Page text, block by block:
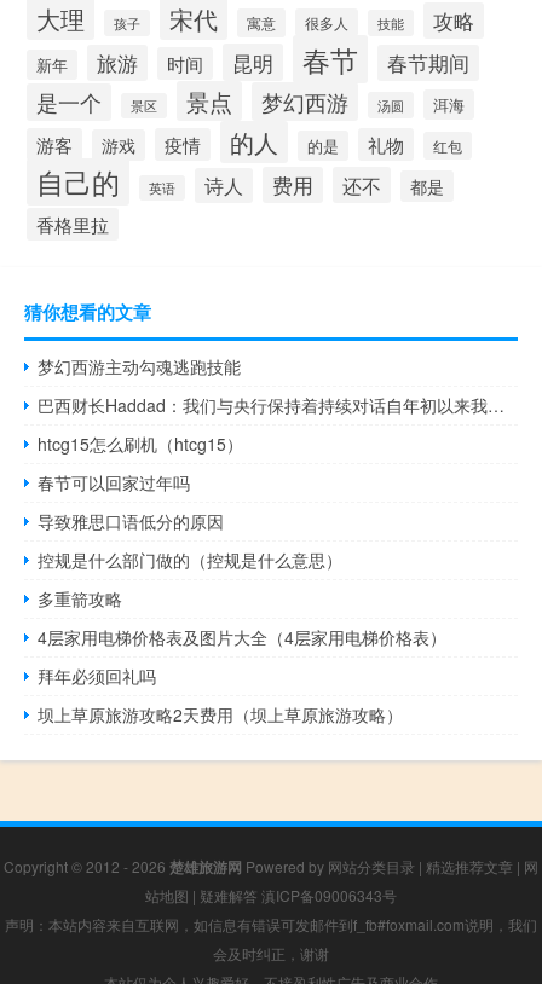
大理 孩子 宋代 寓意 很多人 技能 攻略
新年 旅游 时间 昆明 春节 春节期间
是一个 景区 景点 梦幻西游 汤圆 洱海
游客 游戏 疫情 的人 的是 礼物 红包
自己的 英语 诗人 费用 还不 都是
香格里拉
猜你想看的文章
梦幻西游主动勾魂逃跑技能
巴西财长Haddad：我们与央行保持着持续对话自年初以来我们一直保持着稳固的关系
htcg15怎么刷机（htcg15）
春节可以回家过年吗
导致雅思口语低分的原因
控规是什么部门做的（控规是什么意思）
多重箭攻略
4层家用电梯价格表及图片大全（4层家用电梯价格表）
拜年必须回礼吗
坝上草原旅游攻略2天费用（坝上草原旅游攻略）
Copyright © 2012 - 2026 楚雄旅游网 Powered by 网站分类目录 | 精选推荐文章 | 网
站地图 | 疑难解答 滇ICP备09006343号
声明：本站内容来自互联网，如信息有错误可发邮件到f_fb#foxmail.com说明，我们
会及时纠正，谢谢